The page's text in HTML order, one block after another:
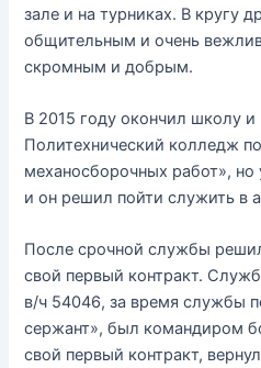
зале и на турниках. В кругу
общительным и очень
скромным и добрым.
В 2015 году окончил школу и
Политехнический колледж
механосборочных работ», но
и он решил пойти служить в
После срочной службы
свой первый контракт.
в/ч 54046, за время службы
сержант», был командиром
свой первый контракт,